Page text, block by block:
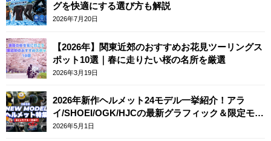
グを快適にする選び方も解説
2026年7月20日
【2026年】関東近郊のおすすめお花見ツーリングス
ポット10選｜春に走りたい桜の名所を厳選
2026年3月19日
2026年新作ヘルメット24モデル一挙紹介！アラ
イ/SHOEI/OGK/HJCの最新グラフィック＆限定モデ
ルまとめ
2026年5月1日